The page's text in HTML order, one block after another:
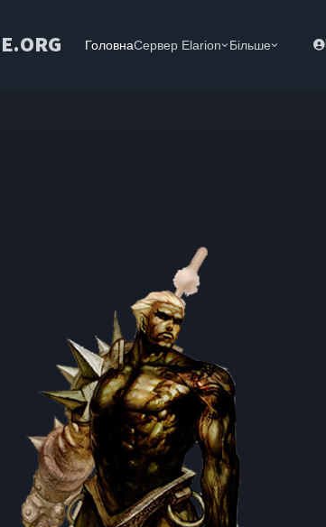
ГоловнаСервер Elarion Більше